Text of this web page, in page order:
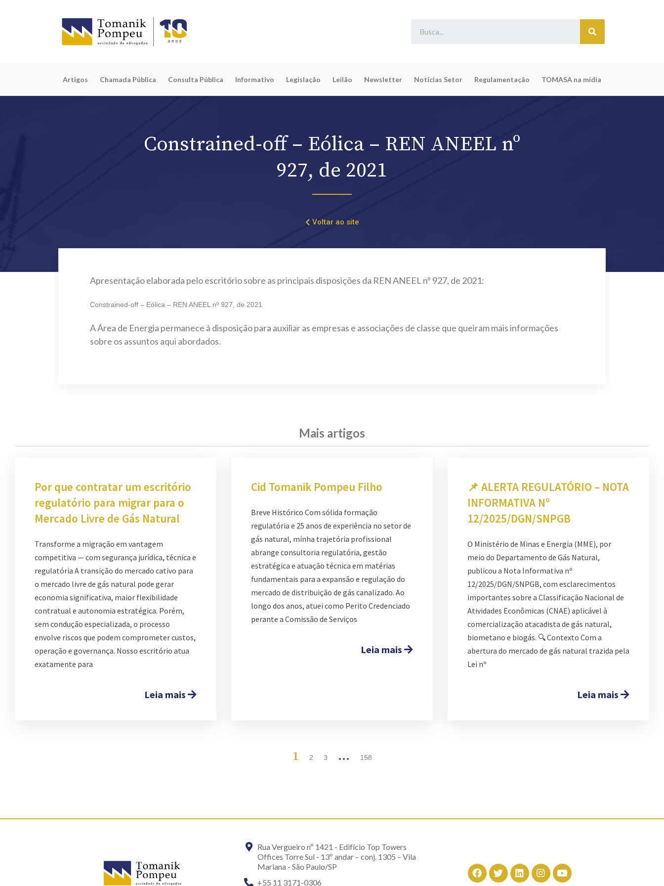
Artigos Chamada Pública Consulta Pública Informativo Legislação Leilão Newsletter Notícias Setor Regulamentação TOMASA na mídia
Constrained-off – Eólica – REN ANEEL nº
927, de 2021
Voltar ao site
Apresentação elaborada pelo escritório sobre as principais disposições da REN ANEEL nº 927, de 2021:
Constrained-off – Eólica – REN ANEEL nº 927, de 2021
A Área de Energia permanece à disposição para auxiliar as empresas e associações de classe que queiram mais informações
sobre os assuntos aqui abordados.
Mais artigos
Por que contratar um escritório
regulatório para migrar para o
Mercado Livre de Gás Natural
Transforme a migração em vantagem
competitiva — com segurança jurídica, técnica e
regulatória A transição do mercado cativo para
o mercado livre de gás natural pode gerar
economia significativa, maior flexibilidade
contratual e autonomia estratégica. Porém,
sem condução especializada, o processo
envolve riscos que podem comprometer custos,
operação e governança. Nosso escritório atua
exatamente para
Leia mais
Cid Tomanik Pompeu Filho
Breve Histórico Com sólida formação
regulatória e 25 anos de experiência no setor de
gás natural, minha trajetória profissional
abrange consultoria regulatória, gestão
estratégica e atuação técnica em matérias
fundamentais para a expansão e regulação do
mercado de distribuição de gás canalizado. Ao
longo dos anos, atuei como Perito Credenciado
perante a Comissão de Serviços
Leia mais
📌 ALERTA REGULATÓRIO – NOTA
INFORMATIVA Nº
12/2025/DGN/SNPGB
O Ministério de Minas e Energia (MME), por
meio do Departamento de Gás Natural,
publicou a Nota Informativa nº
12/2025/DGN/SNPGB, com esclarecimentos
importantes sobre a Classificação Nacional de
Atividades Econômicas (CNAE) aplicável à
comercialização atacadista de gás natural,
biometano e biogás. 🔍 Contexto Com a
abertura do mercado de gás natural trazida pela
Lei nº
Leia mais
1 2 3 … 158
Rua Vergueiro nº 1421 - Edifício Top Towers
Offices Torre Sul - 13º andar – conj. 1305 – Vila
Mariana - São Paulo/SP
+55 11 3171-0306